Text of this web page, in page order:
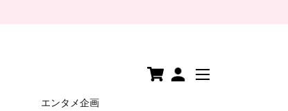
エンタメ企画